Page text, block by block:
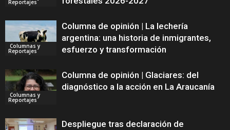
Reportajes
Columnas y
Reportajes
Columna de opinión | La lechería
argentina: una historia de inmigrantes,
esfuerzo y transformación
Columnas y
Reportajes
Columna de opinión | Glaciares: del
diagnóstico a la acción en La Araucanía
Despliegue tras declaración de